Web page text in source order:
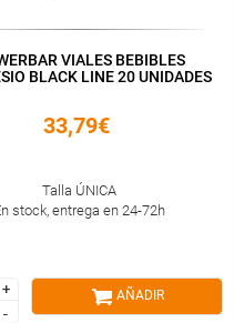
VIALES BEBIBLES
BLACK LINE 20 UNIDADES
33,79€
Talla ÚNICA
stock, entrega en 24-72h
+
-
+
-
AÑADIR